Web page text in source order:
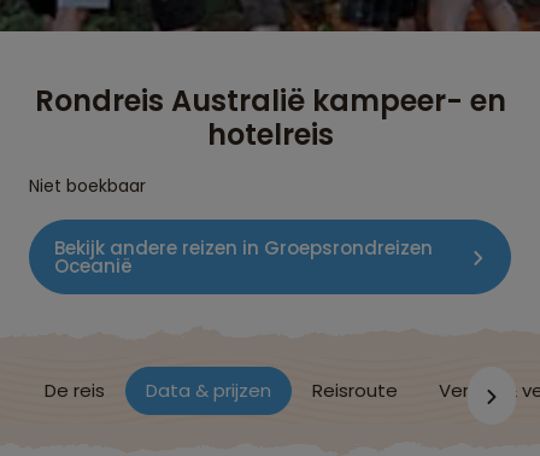
Rondreis Australië kampeer- en
hotelreis
Niet boekbaar
Bekijk andere reizen in Groepsrondreizen
Oceanië
De reis Data & prijzen Reisroute Verblijf &